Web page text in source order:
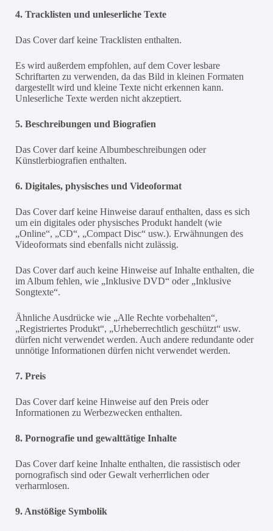
4. Tracklisten und unleserliche Texte
Das Cover darf keine Tracklisten enthalten.
Es wird außerdem empfohlen, auf dem Cover lesbare
Schriftarten zu verwenden, da das Bild in kleinen Formaten
dargestellt wird und kleine Texte nicht erkennen kann.
Unleserliche Texte werden nicht akzeptiert.
5. Beschreibungen und Biografien
Das Cover darf keine Albumbeschreibungen oder
Künstlerbiografien enthalten.
6. Digitales, physisches und Videoformat
Das Cover darf keine Hinweise darauf enthalten, dass es sich
um ein digitales oder physisches Produkt handelt (wie
„Online“, „CD“, „Compact Disc“ usw.). Erwähnungen des
Videoformats sind ebenfalls nicht zulässig.
Das Cover darf auch keine Hinweise auf Inhalte enthalten, die
im Album fehlen, wie „Inklusive DVD“ oder „Inklusive
Songtexte“.
Ähnliche Ausdrücke wie „Alle Rechte vorbehalten“,
„Registriertes Produkt“, „Urheberrechtlich geschützt“ usw.
dürfen nicht verwendet werden. Auch andere redundante oder
unnötige Informationen dürfen nicht verwendet werden.
7. Preis
Das Cover darf keine Hinweise auf den Preis oder
Informationen zu Werbezwecken enthalten.
8. Pornografie und gewalttätige Inhalte
Das Cover darf keine Inhalte enthalten, die rassistisch oder
pornografisch sind oder Gewalt verherrlichen oder
verharmlosen.
9. Anstößige Symbolik